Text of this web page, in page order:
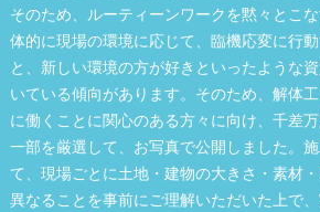
そのため、ルーティーンワークを黙々とこ
体的に現場の環境に応じて、臨機応変に行
と、新しい環境の方が好きといったような
いている傾向があります。そのため、解体
に働くことに関心のある方々に向け、千差
一部を厳選して、お写真で公開しました。
て、現場ごとに土地・建物の大きさ・素材
異なることを事前にご理解いただいた上で